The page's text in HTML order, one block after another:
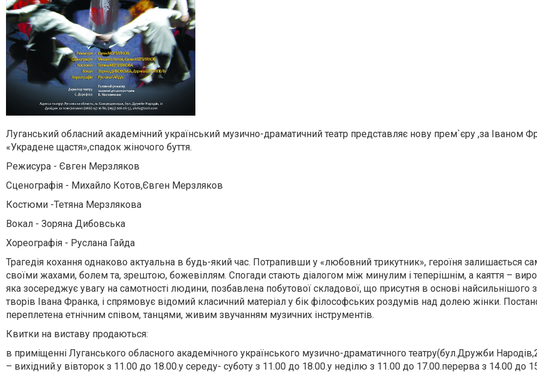
Луганський обласний академічний український музично-драматичний театр представляє нову прем`єру ,за Іваном
«Украдене щастя»,спадок жіночого буття.
Режисура - Євген Мерзляков
Сценографія - Михайло Котов,Євген Мерзляков
Костюми -Тетяна Мерзлякова
Вокал - Зоряна Дибовська
Хореографія - Руслана Гайда
Трагедія кохання однаково актуальна в будь-який час. Потрапивши у «любовний трикутник», героїня залишається
своїми жахами, болем та, зрештою, божевіллям. Спогади стають діалогом між минулим і теперішнім, а каяття –
яка зосереджує увагу на самотності людини, позбавлена побутової складової, що присутня в основі найсильнішого
творів Івана Франка, і спрямовує відомий класичний матеріал у бік філософських роздумів над долею жінки.
переплетена етнічним співом, танцями, живим звучанням музичних інструментів.
Квитки на виставу продаються:
в приміщенні Луганського обласного академічного українського музично-драматичного театру(бул.Дружби
– вихідний.у вівторок з 11.00 до 18.00.у середу- суботу з 11.00 до 18.00.у неділю з 11.00 до 17.00.перерва з 14.00 до